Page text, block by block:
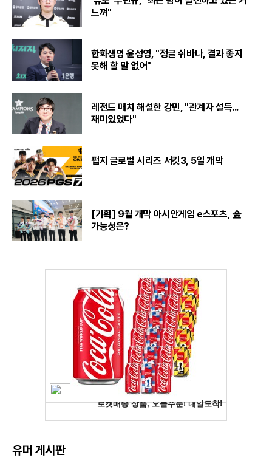
느껴"
한화생명 윤성영, "정글 쉬바나, 결과 좋지
못해 할 말 없어"
레전드 매치 해설한 강민, "관계자 설득...
재미있었다"
펍지 글로벌 시리즈 서킷3, 5일 개막
[기획] 9월 개막 아시안게임 e스포츠, 金
가능성은?
유머 게시판